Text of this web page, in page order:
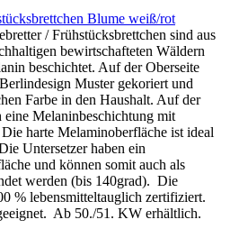
Blume weiß/rot
/ Frühstücksbrettchen sind aus
bewirtschafteten Wäldern
beschichtet. Auf der Oberseite
Muster gekoriert und
Farbe in den Haushalt. Auf der
eine Melaninbeschichtung mit
harte Melaminoberfläche ist ideal
Untersetzer haben ein
und können somit auch als
werden (bis 140grad). Die
% lebensmitteltauglich zertifiziert.
Ab 50./51. KW erhältlich.